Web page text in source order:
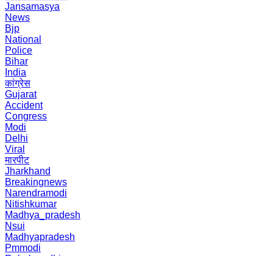
Jansamasya
News
Bjp
National
Police
Bihar
India
कांग्रेस
Gujarat
Accident
Congress
Modi
Delhi
Viral
मारपीट
Jharkhand
Breakingnews
Narendramodi
Nitishkumar
Madhya_pradesh
Nsui
Madhyapradesh
Pmmodi